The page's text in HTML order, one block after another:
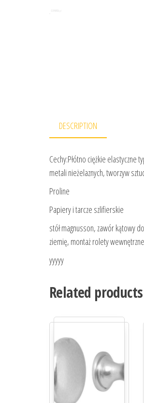
DESCRIPTION
Cechy:Płótno ciężkie elastyczne
metali nieżelaznych, tworzyw
Proline
Papiery i tarcze szlifierskie
stół magnusson, zawór kątowy
ziemię, montaż rolety
yyyyy
Related products